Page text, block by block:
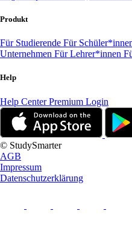
Produkt
Für Studierende Für
Unternehmen Für Lehrer*innen
Help
Help CenterPremium Login
© StudySmarter
AGB
Impressum
Datenschutzerklärung